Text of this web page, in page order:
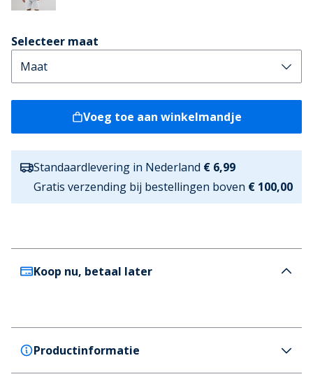
Selecteer maat
Voeg toe aan winkelmandje
Standaardlevering in Nederland € 6,99
Gratis verzending bij bestellingen boven € 100,00
Koop nu, betaal later
Productinformatie